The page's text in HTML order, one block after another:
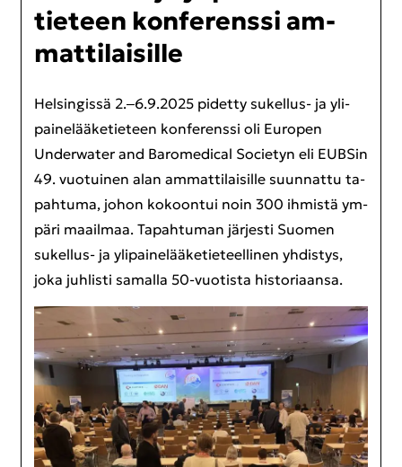
tie­teen kon­fe­rens­si am­
mat­ti­lai­sil­le
Hel­sin­gis­sä 2.‒6.9.2025 pi­det­ty sukellus-​ ja yli­
pai­ne­lää­ke­tie­teen kon­fe­rens­si oli Eu­ro­pen
Underwater and Ba­ro­me­dical Socie­tyn eli EUB­Sin
49. vuo­tui­nen alan am­mat­ti­lai­sil­le suun­nat­tu ta­
pah­tu­ma, johon ko­koon­tui noin 300 ih­mis­tä ym­
pä­ri maa­il­maa. Ta­pah­tu­man jär­jes­ti Suo­men
sukellus-​ ja yli­pai­ne­lää­ke­tie­teel­li­nen yh­dis­tys,
joka juh­lis­ti sa­mal­la 50-​vuotista his­to­ri­aan­sa.